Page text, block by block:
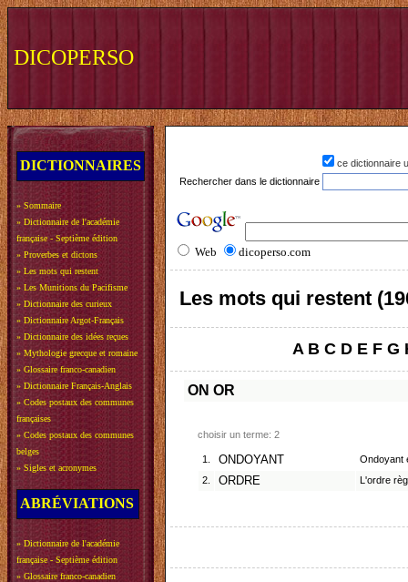
DICOPERSO
DICTIONNAIRES
» Sommaire
» Dictionnaire de l'académie
française - Septième édition
» Proverbes et dictons
» Les mots qui restent
» Les Munitions du Pacifisme
» Dictionnaire des curieux
» Dictionnaire Argot-Français
» Dictionnaire des idées reçues
» Mythologie grecque et romaine
» Glossaire franco-canadien
» Dictionnaire Français-Anglais
» Codes postaux des communes
françaises
» Codes postaux des communes
belges
» Sigles et acronymes
ABRÉVIATIONS
» Dictionnaire de l'académie
française - Septième édition
» Glossaire franco-canadien
ce dictionnaire
Rechercher dans le dictionnaire
Web dicoperso.com
Les mots qui restent
A B C D E F G
ON OR
choisir un terme: 2
1. ONDOYANT
Ondoyant
2.
ORDRE L'ordre